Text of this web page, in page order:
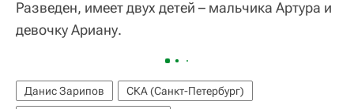
Разведен, имеет двух детей – мальчика Артура и
девочку Ариану.
Данис Зарипов
СКА (Санкт-Петербург)